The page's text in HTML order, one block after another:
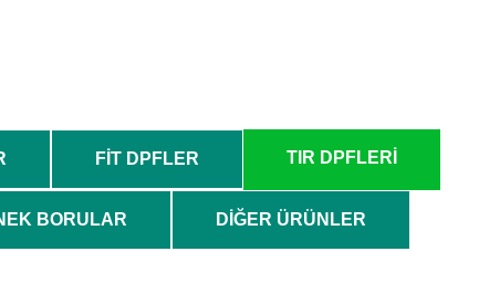
FİT DPFLER TIR DPFLERİ
BORULAR DİĞER ÜRÜNLER